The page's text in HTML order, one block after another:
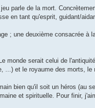
parle de la mort.
en tant qu'esprit, guidant/
; une deuxième consacrée à
monde serait celui de
et le royaume des morts, le
bien qu'il soit un héros (au
et spirituelle. Pour finir,